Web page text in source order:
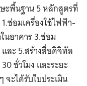
ะพื้นฐาน 5 หลักสูตรที่
ซ่อมเครื่องใช้ไฟฟ้า-
อาคาร 3.ซ่อม
ละ 5.สร้างสื่อดิจิทัล
ชั่วโมง และระยะ
จะได้รับใบประเมิน